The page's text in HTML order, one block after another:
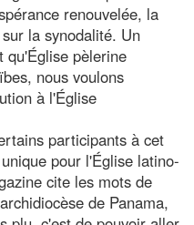
renouvelée, la
la synodalité. Un
qu'Église pèlerine
nous voulons
à l'Église
participants à cet
pour l'Église latino-
cite les mots de
de Panama,